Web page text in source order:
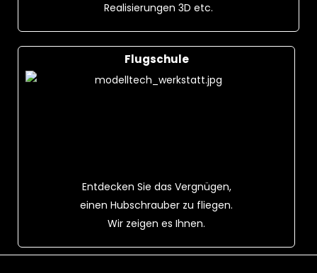
Realisierungen 3D etc.
Flugschule
Entdecken Sie das Vergnügen,
einen Hubschrauber zu fliegen.
Wir zeigen es Ihnen.